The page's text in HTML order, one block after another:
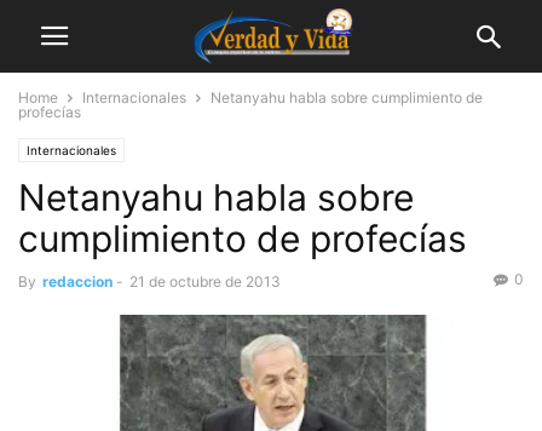
Home Internacionales
Netanyahu habla sobre cumplimiento de
profecías
Internacionales
Netanyahu habla sobre
cumplimiento de profecías
By redaccion - 21 de octubre de 2013 0